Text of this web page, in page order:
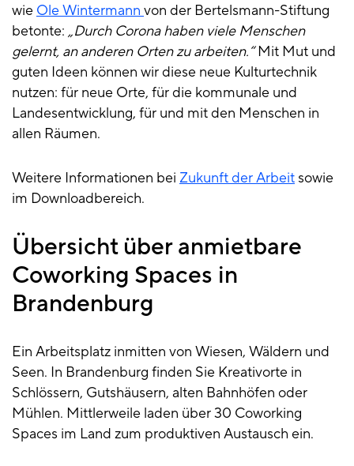
wie Ole Wintermann von der Bertelsmann-Stiftung
betonte: „Durch Corona haben viele Menschen
gelernt, an anderen Orten zu arbeiten.“Mit Mut und
guten Ideen können wir diese neue Kulturtechnik
nutzen: für neue Orte, für die kommunale und
Landesentwicklung, für und mit den Menschen in
allen Räumen.
Weitere Informationen bei Zukunft der Arbeit sowie
im Downloadbereich.
Übersicht über anmietbare
Coworking Spaces in
Brandenburg
Ein Arbeitsplatz inmitten von Wiesen, Wäldern und
Seen. In Brandenburg finden Sie Kreativorte in
Schlössern, Gutshäusern, alten Bahnhöfen oder
Mühlen. Mittlerweile laden über 30 Coworking
Spaces im Land zum produktiven Austausch ein.